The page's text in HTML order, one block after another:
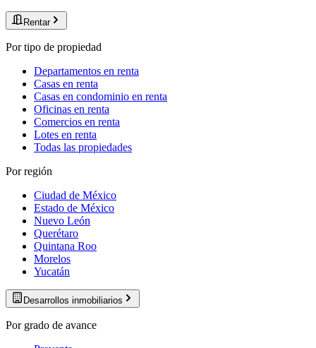
Rentar
Por tipo de propiedad
Departamentos en renta
Casas en renta
Casas en condominio en renta
Oficinas en renta
Comercios en renta
Lotes en renta
Todas las propiedades
Por región
Ciudad de México
Estado de México
Nuevo León
Querétaro
Quintana Roo
Morelos
Yucatán
Desarrollos inmobiliarios
Por grado de avance